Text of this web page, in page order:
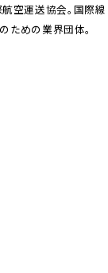
空運送協会。国際線
ための業界団体。